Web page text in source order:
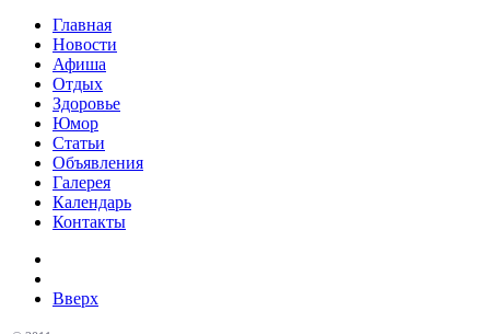
Главная
Новости
Афиша
Отдых
Здоровье
Юмор
Статьи
Объявления
Галерея
Календарь
Контакты
Вверх